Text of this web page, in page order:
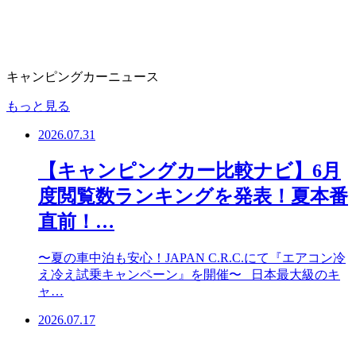
キャンピングカーニュース
もっと見る
2026.07.31
【キャンピングカー比較ナビ】6月
度閲覧数ランキングを発表！夏本番
直前！…
〜夏の車中泊も安心！JAPAN C.R.C.にて『エアコン冷
え冷え試乗キャンペーン』を開催〜 日本最大級のキ
ャ…
2026.07.17